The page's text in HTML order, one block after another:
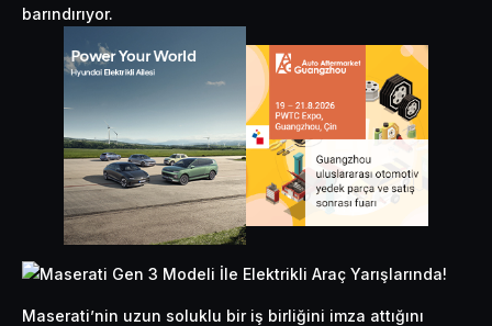
barındırıyor.
Maserati’nin uzun soluklu bir iş birliğini imza attığını